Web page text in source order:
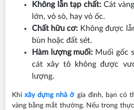
Không lẫn tạp chất:Cát
lớn, vỏ sò, hay vỏ ốc.
Chất hữu cơ: Không được
bùn hoặc đất sét.
Hàm lượng muối: Muối gốc
cát xây tô không được
lượng.
Khi xây dựng nhà ởgia đình, bạn có
vàng bằng mắt thường. Nếu trong